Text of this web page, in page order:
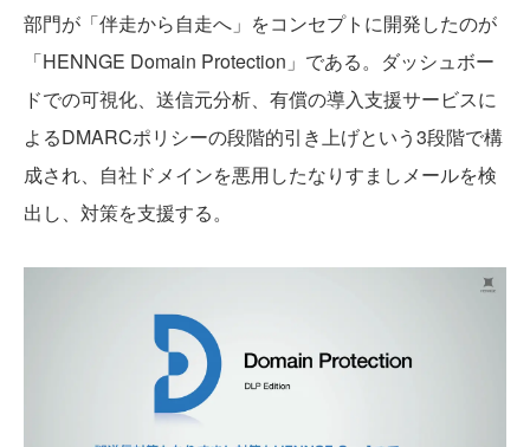
部門が「伴走から自走へ」をコンセプトに開発したのが
「HENNGE Domain Protection」である。ダッシュボー
ドでの可視化、送信元分析、有償の導入支援サービスに
よるDMARCポリシーの段階的引き上げという3段階で構
成され、自社ドメインを悪用したなりすましメールを検
出し、対策を支援する。